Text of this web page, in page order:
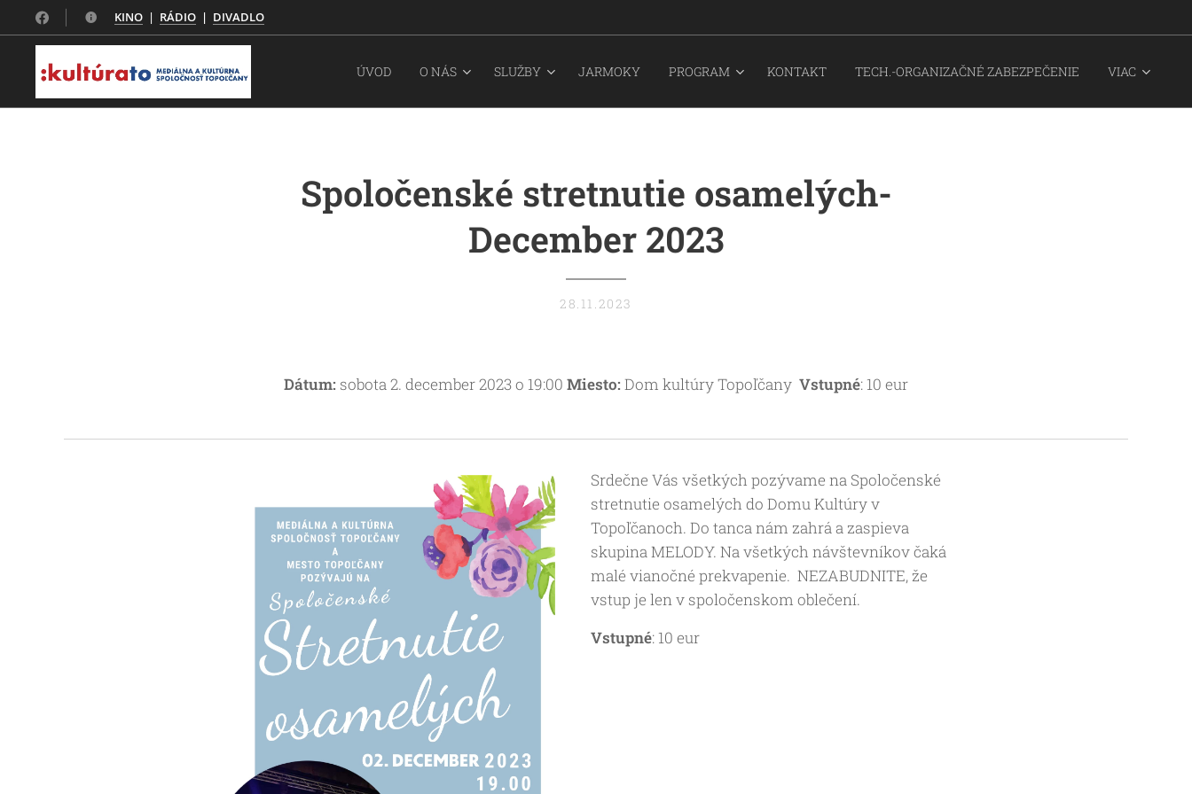
KINO | RÁDIO | DIVADLO
ÚVOD O NÁS SLUŽBY JARMOKY PROGRAM KONTAKT TECH.-ORGANIZAČNÉ ZABEZPEČENIE VIAC
Spoločenské stretnutie osamelých-
December 2023
28.11.2023
Dátum: sobota 2. december 2023 o 19:00 Miesto: Dom kultúry Topoľčany Vstupné: 10 eur
Srdečne Vás všetkých pozývame na Spoločenské
stretnutie osamelých do Domu Kultúry v
Topoľčanoch. Do tanca nám zahrá a zaspieva
skupina MELODY. Na všetkých návštevníkov čaká
malé vianočné prekvapenie. NEZABUDNITE, že
vstup je len v spoločenskom oblečení.
Vstupné: 10 eur